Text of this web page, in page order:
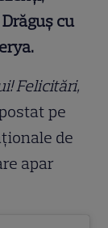
cu
Felicitări,
pe
de
apar